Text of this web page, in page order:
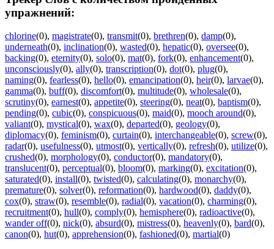
упражнений:
chlorine(0), magistrate(0), transmit(0), brethren(0), damp(0),
underneath(0), inclination(0), wasted(0), hepatic(0), oversee(0),
backing(0), eternity(0), solo(0), mat(0), fork(0), enhancement(0),
unconsciously(0), ally(0), transcription(0), dot(0), plug(0),
naming(0), fearless(0), hello(0), emancipation(0), heir(0), larvae(0),
gamma(0), buff(0), discomfort(0), multitude(0), wholesale(0),
scrutiny(0), earnest(0), appetite(0), steering(0), neat(0), baptism(0),
pending(0), cubic(0), conspicuous(0), maid(0), mooch around(0),
valiant(0), mystical(0), wax(0), departed(0), geology(0),
diplomacy(0), feminism(0), curtain(0), interchangeable(0), screw(0),
radar(0), usefulness(0), utmost(0), vertically(0), refresh(0), utilize(0),
crushed(0), morphology(0), conductor(0), mandatory(0),
translucent(0), perceptual(0), bloom(0), marking(0), excitation(0),
saturated(0), install(0), twisted(0), calculating(0), monarchy(0),
premature(0), solver(0), reformation(0), hardwood(0), daddy(0),
cox(0), straw(0), resemble(0), radial(0), vacation(0), charming(0),
recruitment(0), hull(0), comply(0), hemisphere(0), radioactive(0),
wander off(0), nick(0), absurd(0), mistress(0), heavenly(0), bard(0),
canon(0), hut(0), apprehension(0), fashioned(0), martial(0)